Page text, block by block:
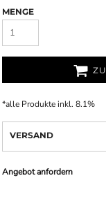
MENGE
*alle Produkte inkl. 8.1%
VERSAND
Angebot anfordern